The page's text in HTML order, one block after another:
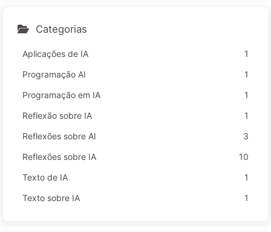
Categorias
Aplicações de IA
1
Programação AI
1
Programação em IA
1
Reflexão sobre IA
1
Reflexões sobre AI
3
Reflexões sobre IA
10
Texto de IA
1
Texto sobre IA
1